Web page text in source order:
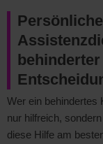
Wer ein behindertes
nur hilfreich,
diese Hilfe am